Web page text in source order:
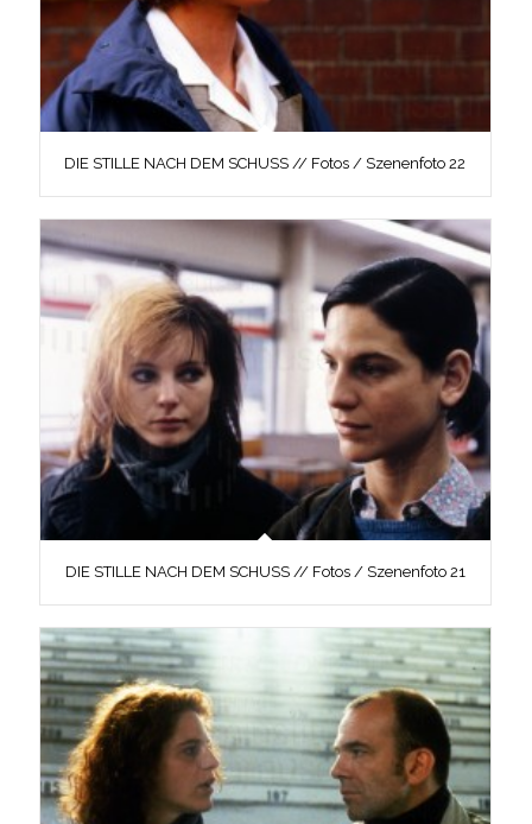
DIE STILLE NACH DEM SCHUSS // Fotos / Szenenfoto 22
DIE STILLE NACH DEM SCHUSS // Fotos / Szenenfoto 21